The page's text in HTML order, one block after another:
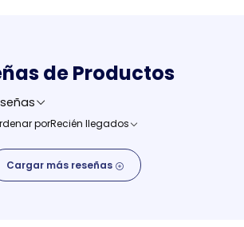
de Productos
porRecién llegados
Cargar más reseñas